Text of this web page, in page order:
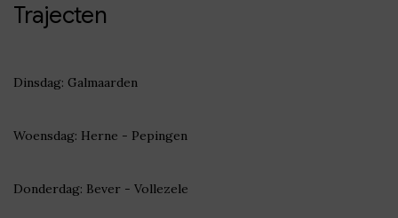
Trajecten
Dinsdag: Galmaarden
Woensdag: Herne - Pepingen
Donderdag: Bever - Vollezele